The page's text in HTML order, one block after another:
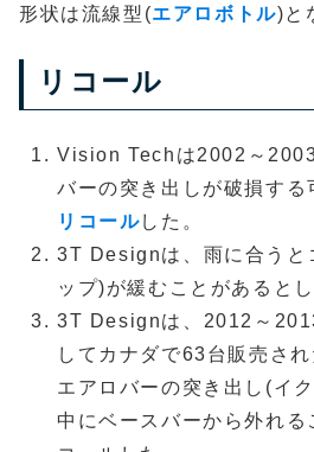
形状は流線型(エアロボトル)と
リコール
Vision Techは2002～
バーの突き出しが破損する
リコールした。
3T Designは、雨に合うと
ップ)が緩むことがあると
3T Designは、2012～
してカナダで63台販売さ
エアロバーの突き出し(イ
中にベースバーから外れる